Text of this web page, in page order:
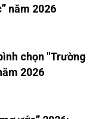
năm 2026
chọn "Trường
2026